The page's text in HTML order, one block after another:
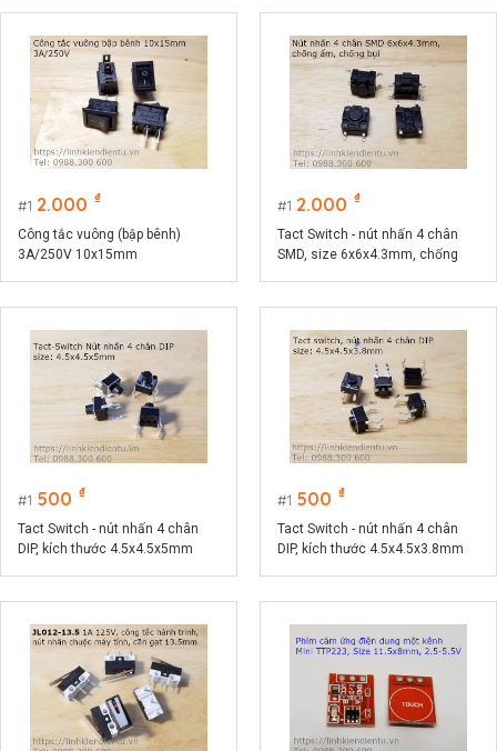
1 2.000 ₫
Công tắc vuông (bập bênh)
3A/250V 10x15mm
1 2.000 ₫
Tact Switch - nút nhấn 4 chân
SMD, size 6x6x4.3mm, chống
1 500 ₫
Tact Switch - nút nhấn 4 chân
DIP, kích thước 4.5x4.5x5mm
1 500 ₫
Tact Switch - nút nhấn 4 chân
DIP, kích thước 4.5x4.5x3.8mm